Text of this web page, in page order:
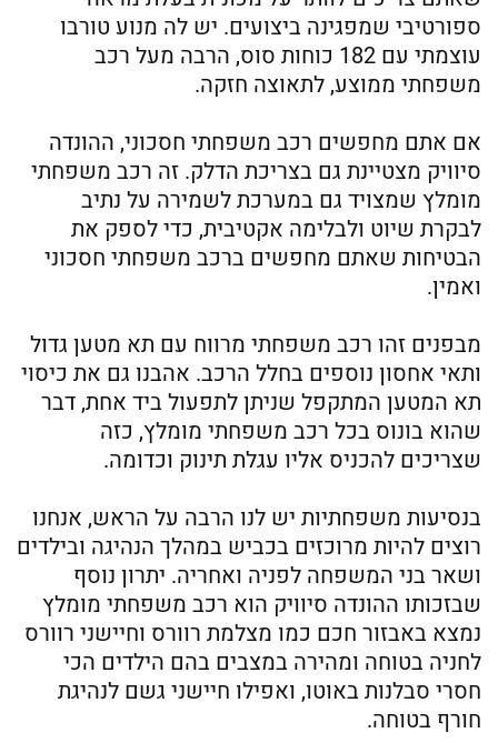
ספורטיבי שמפגינה ביצועים. יש לה מנוע טורבו
עוצמתי עם 182 כוחות סוס, הרבה מעל רכב
משפחתי ממוצע, לתאוצה חזקה.
אם אתם מחפשים רכב משפחתי חסכוני, ההונדה
סיוויק מצטיינת גם בצריכת הדלק. זה רכב משפחתי
מומלץ שמצויד גם במערכת לשמירה על נתיב
לבקרת שיוט ולבלימה אקטיבית, כדי לספק את
הבטיחות שאתם מחפשים ברכב משפחתי חסכוני
ואמין.
מבפנים זהו רכב משפחתי מרווח עם תא מטען גדול
ותאי אחסון נוספים בחלל הרכב. אהבנו גם את כיסוי
תא המטען המתקפל שניתן לתפעול ביד אחת, דבר
שהוא בונוס בכל רכב משפחתי מומלץ, כזה
שצריכים להכניס אליו עגלת תינוק וכדומה.
בנסיעות משפחתיות יש לנו הרבה על הראש, אנחנו
רוצים להיות מרוכזים בכביש במהלך הנהיגה ובילדים
ושאר בני המשפחה לפניה ואחריה. יתרון נוסף
שבזכותו ההונדה סיוויק הוא רכב משפחתי מומלץ
נמצא באבזור חכם כמו מצלמת רוורס וחיישני רוורס
לחניה בטוחה ומהירה במצבים בהם הילדים הכי
חסרי סבלנות באוטו, ואפילו חיישני גשם לנהיגת
חורף בטוחה.